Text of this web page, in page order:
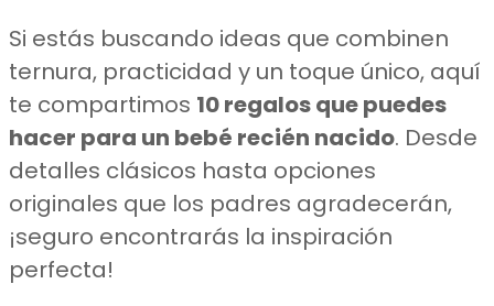
Si estás buscando ideas que combinen
ternura, practicidad y un toque único, aquí
te compartimos 10 regalos que puedes
hacer para un bebé recién nacido. Desde
detalles clásicos hasta opciones
originales que los padres agradecerán,
¡seguro encontrarás la inspiración
perfecta!